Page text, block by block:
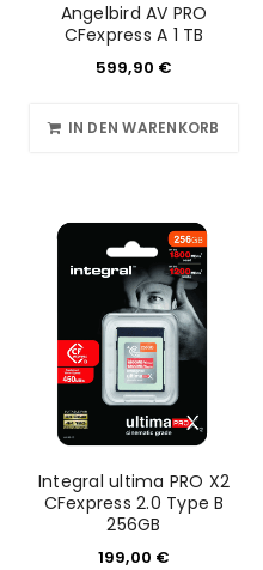
Angelbird AV PRO
CFexpress A 1 TB
599,90 €
IN DEN WARENKORB
Integral ultima PRO X2
CFexpress 2.0 Type B
256GB
199,00 €